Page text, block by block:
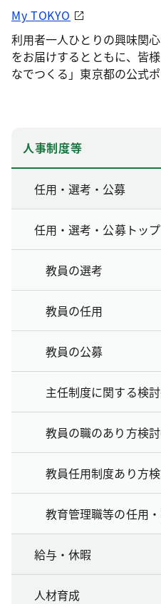
My TOKYO
利用者一人ひとりの興味関
をお届けするとともに、皆
なでつくる」東京都の公式ポ
人事制度等
任用・選考・公募
任用・選考・公募トップ
教員の選考
教員の任用
教員の公募
主任制度に関する検
教員の職のあり方検
教員任用制度あり方
教育管理職等の任用
給与・休暇
人材育成